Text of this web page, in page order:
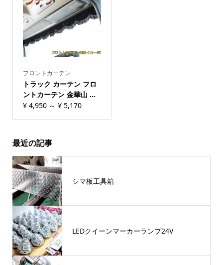
フロントカーテン
トラック カーテン フロ
ントカーテン 金華山 ...
¥4,950～ ¥5,170
最近の記事
シマ板工具箱
LEDクイーンマーカーランプ24V